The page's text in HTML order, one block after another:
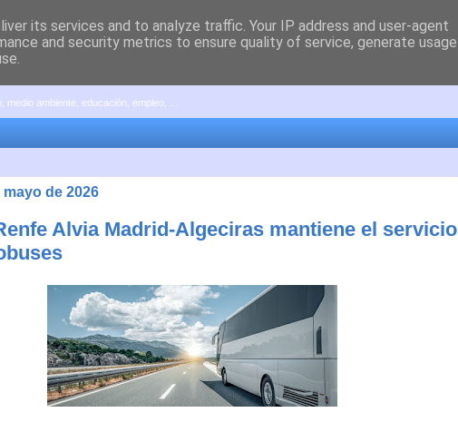
ambiente, educación, empleo, ...
mayo de 2026
Alvia Madrid-Algeciras mantiene el servicio
its services and to analyze traffic. Your IP address and user-agent
and security metrics to ensure quality of service, generate usage